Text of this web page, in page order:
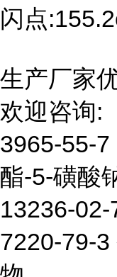
闪点
生产厂家
欢迎咨询:
3965-55-7
酯-5-磺酸
13236-
7220-79-